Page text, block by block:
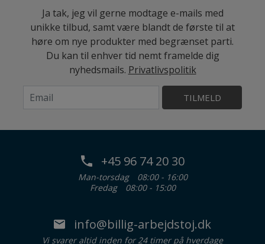
Ja tak, jeg vil gerne modtage e-mails med
unikke tilbud, samt være blandt de første til at
høre om nye produkter med begrænset parti.
Du kan til enhver tid nemt framelde dig
nyhedsmails. Privatlivspolitik
TILMELD
+45 96 74 20 30
Man-torsdag
08:00 - 16:00
Fredag
08:00 - 15:00
info@billig-arbejdstoj.dk
Vi svarer altid inden for 24 timer på hverdage